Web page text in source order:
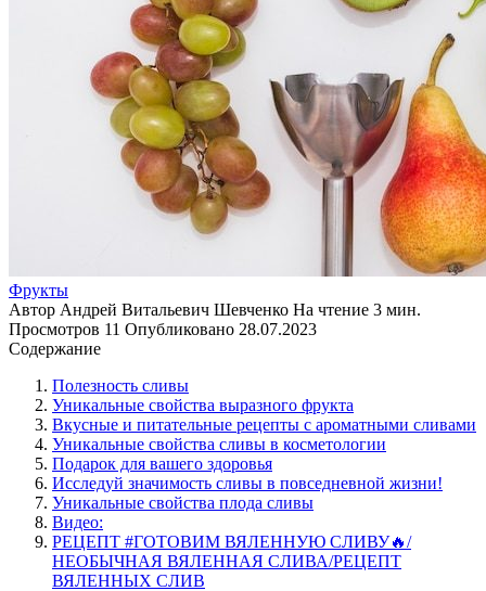
Фрукты
Автор Андрей Витальевич Шевченко На чтение 3 мин.
Просмотров 11 Опубликовано 28.07.2023
Содержание
Полезность сливы
Уникальные свойства выразного фрукта
Вкусные и питательные рецепты с ароматными сливами
Уникальные свойства сливы в косметологии
Подарок для вашего здоровья
Исследуй значимость сливы в повседневной жизни!
Уникальные свойства плода сливы
Видео:
РЕЦЕПТ #ГОТОВИМ ВЯЛЕННУЮ СЛИВУ🔥/
НЕОБЫЧНАЯ ВЯЛЕННАЯ СЛИВА/РЕЦЕПТ
ВЯЛЕННЫХ СЛИВ